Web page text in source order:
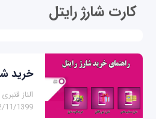
کارت شارژ رایتل
خرید
الناز قنبری
1399 - 12:15